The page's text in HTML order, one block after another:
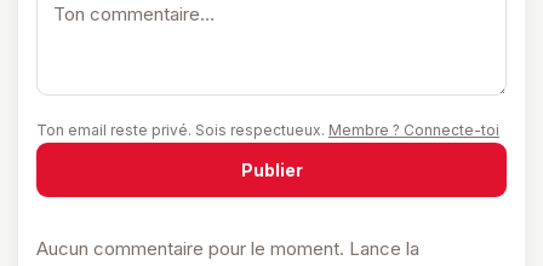
Ton email reste privé. Sois respectueux. Membre ? Connecte-toi
Publier
Aucun commentaire pour le moment. Lance la